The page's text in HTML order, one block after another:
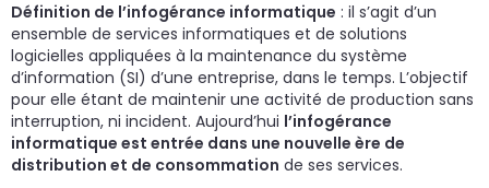
Définition de l’infogérance informatique : il s’agit d’un
ensemble de services informatiques et de solutions
logicielles appliquées à la maintenance du système
d’information (SI) d’une entreprise, dans le temps. L’objectif
pour elle étant de maintenir une activité de production sans
interruption, ni incident. Aujourd’hui l’infogérance
informatique est entrée dans une nouvelle ère de
distribution et de consommation de ses services.